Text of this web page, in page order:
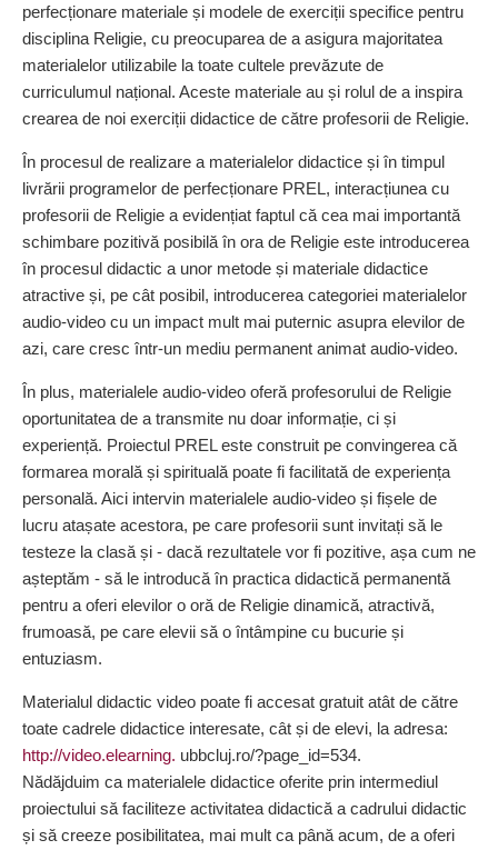
perfecționare materiale și modele de exerciții specifice pentru
disciplina Religie, cu preocuparea de a asigura majoritatea
materialelor utilizabile la toate cultele prevăzute de
curriculumul național. Aceste mate­riale au și rolul de a inspira
crearea de noi exerciții didactice de către profesorii de Religie.
În procesul de realizare a mate­rialelor didactice și în timpul
livrării programelor de perfecționare PREL, interacțiunea cu
profesorii de Religie a evidențiat faptul că cea mai im­portantă
schimbare pozitivă posibilă în ora de Religie este introducerea
în procesul didactic a unor metode și materiale didactice
atractive și, pe cât posibil, introducerea categoriei materialelor
audio-video cu un impact mult mai puternic asupra elevilor de
azi, care cresc într-un mediu permanent animat audio-video.
În plus, materialele audio-video oferă profesorului de Religie
oportunitatea de a transmite nu doar informație, ci și
experiență. Proiectul PREL este construit pe convingerea că
formarea morală și spirituală poate fi facilitată de experiența
personală. Aici intervin materialele audio-video și fișele de
lucru atașate acestora, pe care profesorii sunt invitați să le
testeze la clasă și - dacă rezultatele vor fi pozitive, așa cum ne
așteptăm - să le introducă în practica didactică permanentă
pentru a oferi elevilor o oră de Religie dinamică, atractivă,
frumoasă, pe care elevii să o întâmpine cu bucurie și
entuziasm.
Materialul didactic video poate fi accesat gratuit atât de către
toate cadrele didactice interesate, cât și de elevi, la adresa:
http://video.elearning. ubbcluj.ro/?page_id=534.
Nădăjduim ca materialele didactice oferite prin intermediul
proiectului să faciliteze activitatea didactică a cadrului didactic
și să creeze posibilitatea, mai mult ca până acum, de a oferi